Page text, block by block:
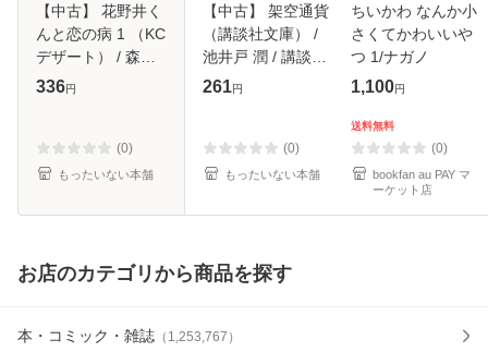
【中古】 花野井く
んと恋の病 1 （KC
デザート） / 森野
萌 / 講談社 [コミッ
336円
(0)
もったいない本舗
【中古】 架空通貨
（講談社文庫） /
池井戸 潤 / 講談社
[文庫]【メール便送
261円
(0)
もったいない本舗
ちいかわ なんか小
さくてかわいいや
つ 1/ナガノ
1,100円
送料無料
(0)
bookfan au PAY マ
ーケット店
お店のカテゴリから商品を探す
本・コミック・雑誌 （ 1,253,767 ）